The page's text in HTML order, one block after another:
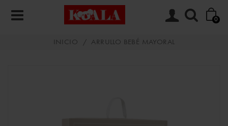
0
INICIO / ARRULLO BEBÉ MAYORAL